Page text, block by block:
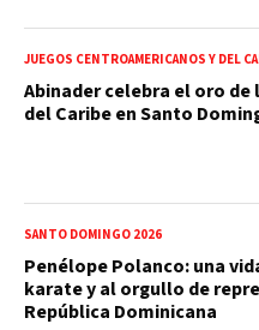
JUEGOS CENTROAMERICANOS Y DEL
Abinader celebra el oro de
del Caribe en Santo
SANTO DOMINGO 2026
Penélope Polanco: una
karate y al orgullo de
República Dominicana